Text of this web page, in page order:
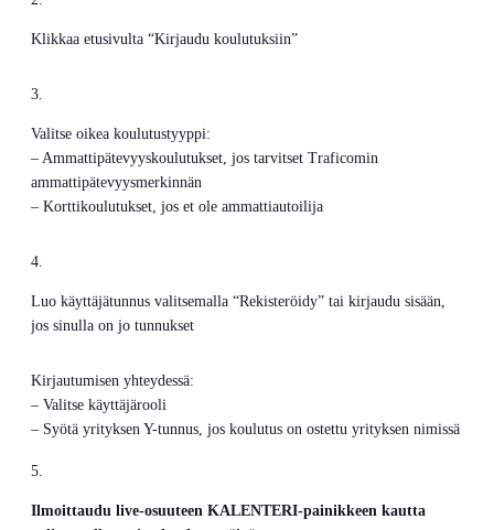
Klikkaa etusivulta “Kirjaudu koulutuksiin”
Valitse oikea koulutustyyppi:
– Ammattipätevyyskoulutukset, jos tarvitset Traficomin
ammattipätevyysmerkinnän
– Korttikoulutukset, jos et ole ammattiautoilija
Luo käyttäjätunnus valitsemalla “Rekisteröidy” tai kirjaudu sisään,
jos sinulla on jo tunnukset
Kirjautumisen yhteydessä:
– Valitse käyttäjärooli
– Syötä yrityksen Y-tunnus, jos koulutus on ostettu yrityksen nimissä
Ilmoittaudu live-osuuteen KALENTERI-painikkeen kautta